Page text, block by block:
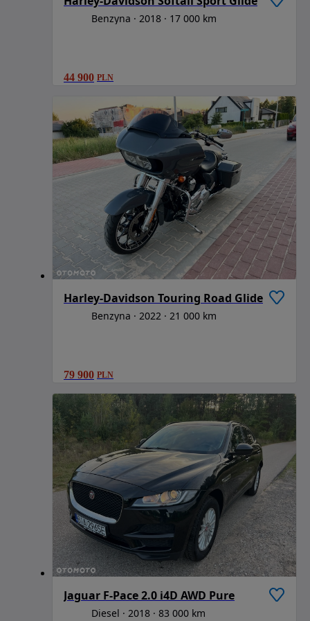
Benzyna 2018 17 000 km
44 900 PLN
Harley-Davidson Touring Road Glide
Benzyna 2022 21 000 km
79 900 PLN
Jaguar F-Pace 2.0 i4D AWD Pure
Diesel 2018 83 000 km